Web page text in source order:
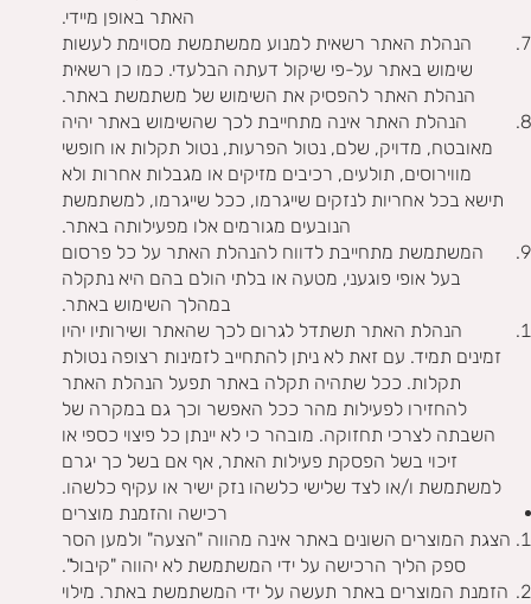
האתר באופן מיידי.
הנהלת האתר רשאית למנוע ממשתמשת מסוימת לעשות
שימוש באתר על-פי שיקול דעתה הבלעדי. כמו כן רשאית
הנהלת האתר להפסיק את השימוש של משתמשת באתר.
הנהלת האתר אינה מתחייבת לכך שהשימוש באתר יהיה
מאובטח, מדויק, שלם, נטול הפרעות, נטול תקלות או חופשי
מווירוסים, תולעים, רכיבים מזיקים או מגבלות אחרות ולא
תישא בכל אחריות לנזקים שייגרמו, ככל שייגרמו, למשתמשת
הנובעים מגורמים אלו מפעילותה באתר.
המשתמשת מתחייבת לדווח להנהלת האתר על כל פרסום
בעל אופי פוגעני, מטעה או בלתי הולם בהם היא נתקלה
במהלך השימוש באתר.
הנהלת האתר תשתדל לגרום לכך שהאתר ושירותיו יהיו
זמינים תמיד. עם זאת לא ניתן להתחייב לזמינות רצופה נטולת
תקלות. ככל שתהיה תקלה באתר תפעל הנהלת האתר
להחזירו לפעילות מהר ככל האפשר וכך גם במקרה של
השבתה לצרכי תחזוקה. מובהר כי לא יינתן כל פיצוי כספי או
זיכוי בשל הפסקת פעילות האתר, אף אם בשל כך יגרם
למשתמשת ו/או לצד שלישי כלשהו נזק ישיר או עקיף כלשהו.
רכישה והזמנת מוצרים
הצגת המוצרים השונים באתר אינה מהווה "הצעה" ולמען הסר
ספק הליך הרכישה על ידי המשתמשת לא יהווה "קיבול".
הזמנת המוצרים באתר תעשה על ידי המשתמשת באתר. מילוי